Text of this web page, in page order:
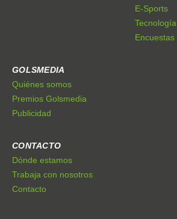
E-Sports
Tecnología
Encuestas
GOLSMEDIA
Quiénes somos
Premios Golsmedia
Publicidad
CONTACTO
Dónde estamos
Trabaja con nosotros
Contacto